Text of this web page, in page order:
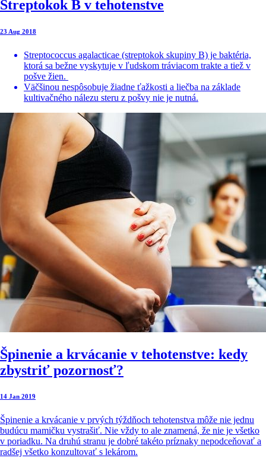
Streptokok B v tehotenstve
23 Aug 2018
Streptococcus agalacticae (streptokok skupiny B) je baktéria,
ktorá sa bežne vyskytuje v ľudskom tráviacom trakte a tiež v
pošve žien.
Väčšinou nespôsobuje žiadne ťažkosti a liečba na základe
kultivačného nálezu steru z pošvy nie je nutná.
Špinenie a krvácanie v tehotenstve: kedy
zbystriť pozornosť?
14 Jan 2019
Špinenie a krvácanie v prvých týždňoch tehotenstva môže nie jednu
budúcu mamičku vystrašiť. Nie vždy to ale znamená, že nie je všetko
v poriadku. Na druhú stranu je dobré takéto príznaky nepodceňovať a
radšej všetko konzultovať s lekárom.